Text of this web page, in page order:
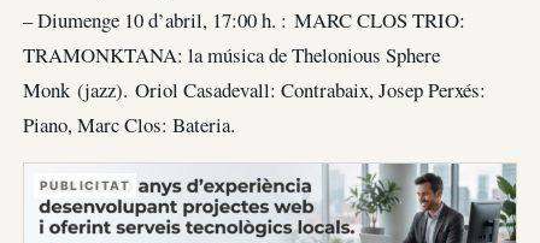
– Diumenge 10 d’abril, 17:00 h. : MARC CLOS TRIO:
TRAMONKTANA: la música de Thelonious Sphere
Monk (jazz). Oriol Casadevall: Contrabaix, Josep Perxés:
Piano, Marc Clos: Bateria.
PUBLICITAT